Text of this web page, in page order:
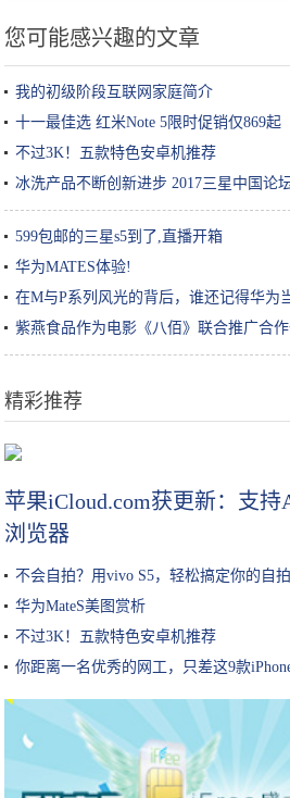
您可能感兴趣的文章
我的初级阶段互联网家庭简介
十一最佳选 红米Note 5限时促销仅869起
不过3K！五款特色安卓机推荐
冰洗产品不断创新进步 2017三星中国论
599包邮的三星s5到了,直播开箱
华为MATES体验!
在M与P系列风光的背后，谁还记得华为
紫燕食品作为电影《八佰》联合推广合
精彩推荐
苹果iCloud.com获更新：支持
浏览器
不会自拍？用vivo S5，轻松搞定你的自
华为MateS美图赏析
不过3K！五款特色安卓机推荐
你距离一名优秀的网工，只差这9款